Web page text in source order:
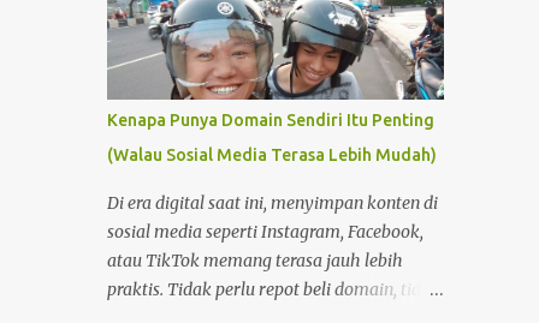
Kenapa Punya Domain Sendiri Itu Penting
(Walau Sosial Media Terasa Lebih Mudah)
Di era digital saat ini, menyimpan konten di
sosial media seperti Instagram, Facebook,
atau TikTok memang terasa jauh lebih
praktis. Tidak perlu repot beli domain, tidak